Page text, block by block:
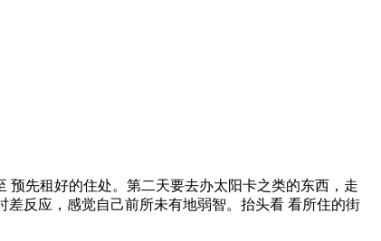
先租好的住处。第二天要去办太阳卡之类的东西，走
反应，感觉自己前所未有地弱智。抬头看 看所住的街